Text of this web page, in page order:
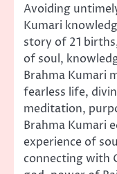
Avoiding
Kumari
story of 21
of soul,
Brahma Kumari
fearless life,
meditation,
Brahma Kumari
experience of
connecting with